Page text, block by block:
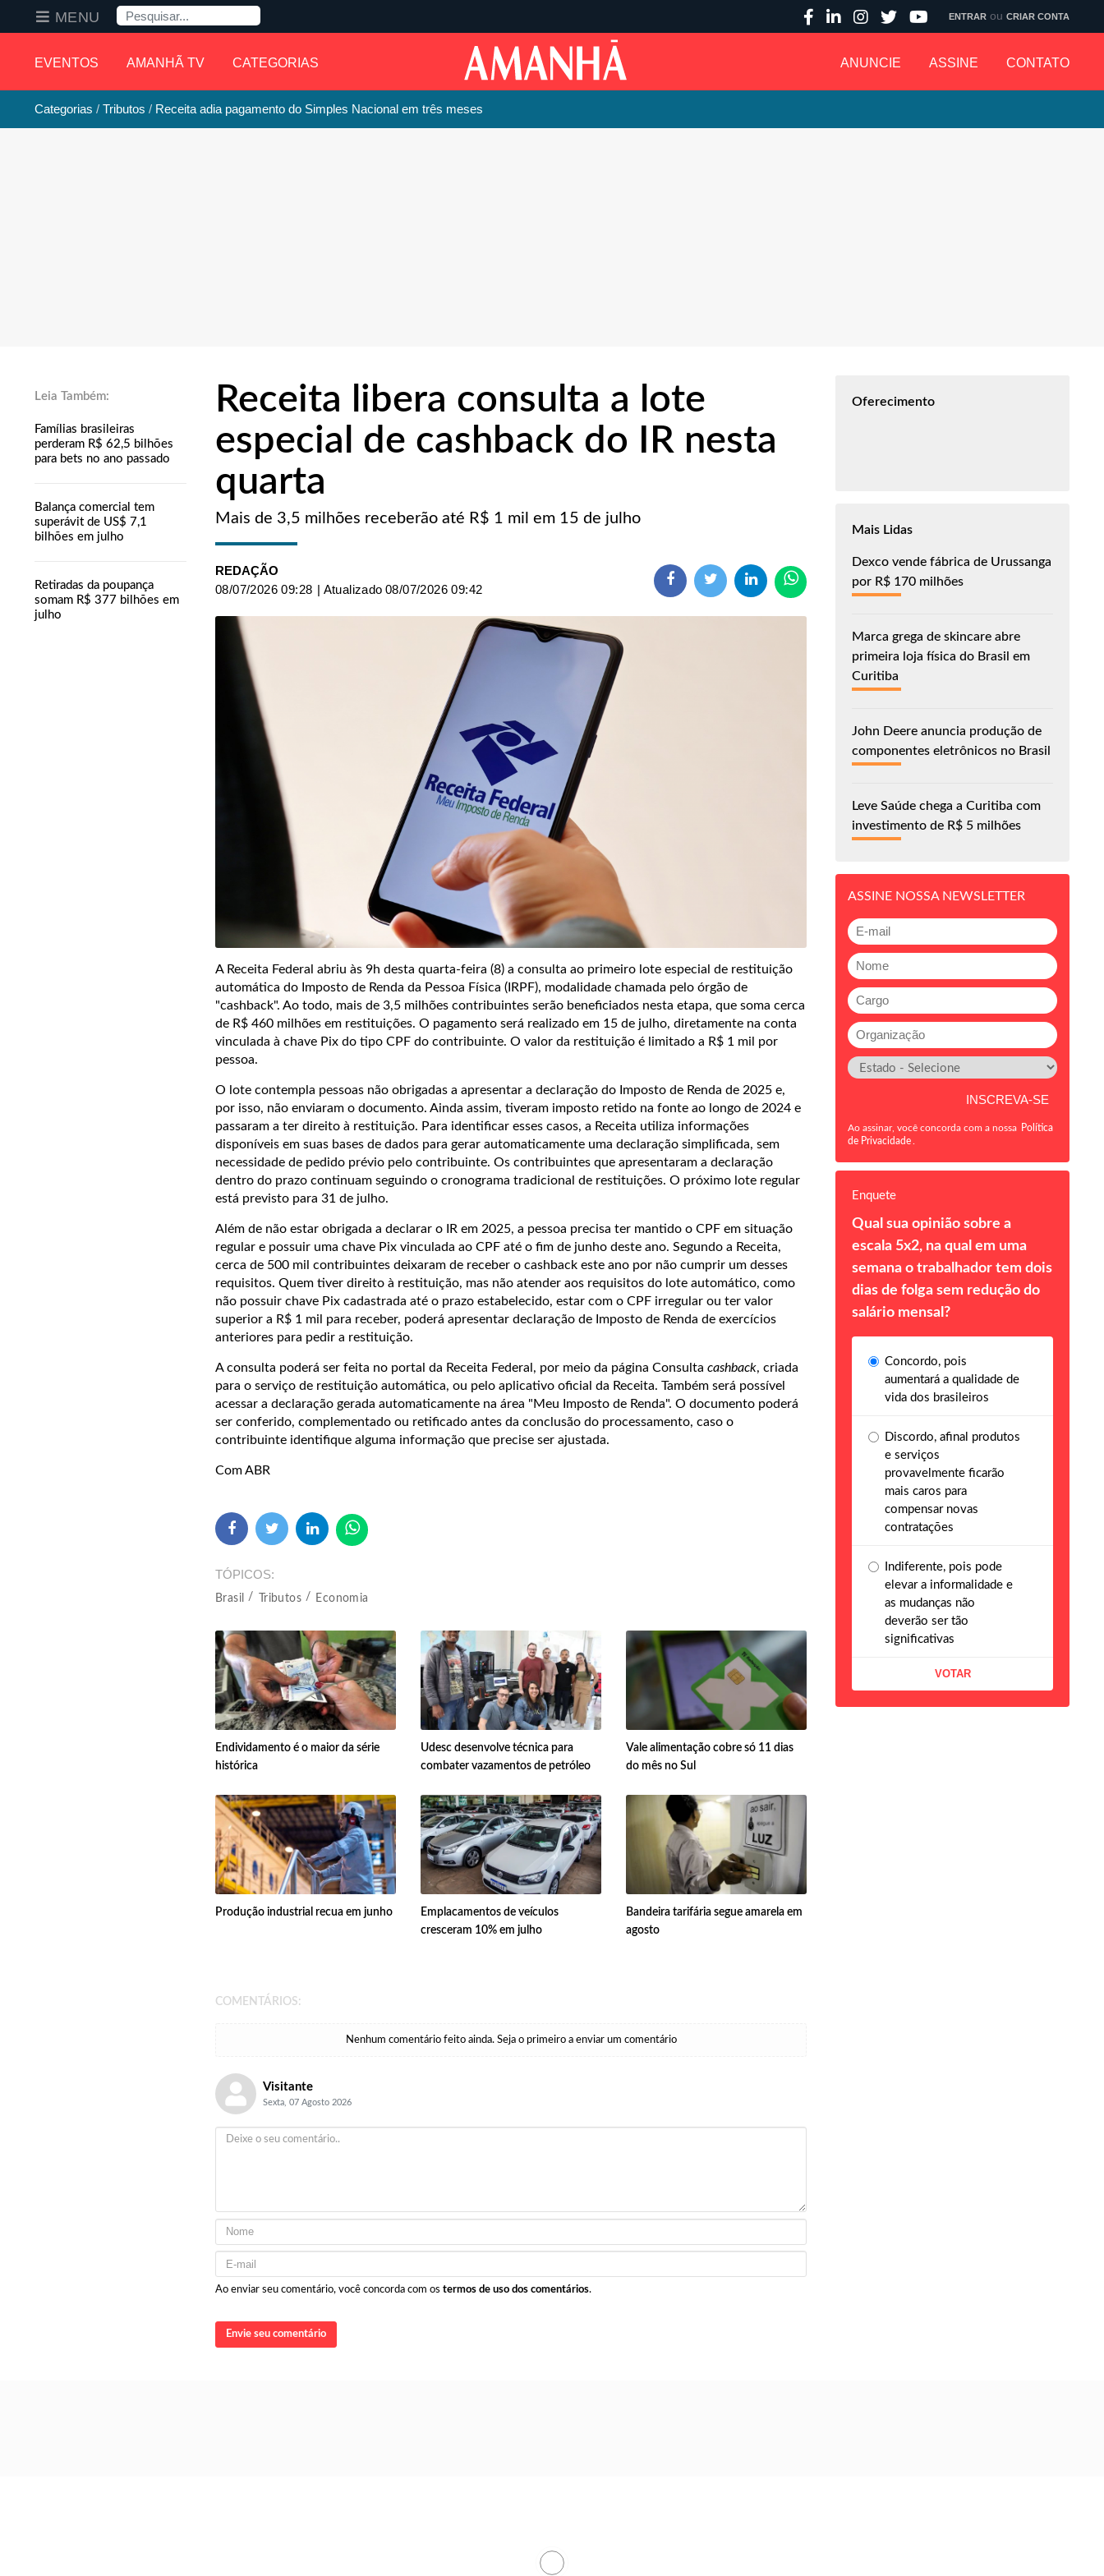
EVENTOS AMANHÃ TV CATEGORIAS ANUNCIE ASSINE CONTATO
MENU Pesquisa ENTRAR ou CRIAR CONTA
Categorias Tributos Receita adia pagamento do Simples Nacional em três meses
Famílias brasileiras
perderam R$ 62,5 bilhões
para bets no ano passado
Balança comercial tem
superávit de US$ 7,1
bilhões em julho
Retiradas da poupança
somam R$ 377 bilhões em
julho
Receita libera consulta a lote
especial de cashback do IR nesta
quarta
Mais de 3,5 milhões receberão até R$ 1 mil em 15 de julho
REDAÇÃO
08/07/2026 09:28 | Atualizado 08/07/2026 09:42
A Receita Federal abriu às 9h desta quarta-feira (8) a consulta ao primeiro lote especial de restituição
automática do Imposto de Renda da Pessoa Física (IRPF), modalidade chamada pelo órgão de
"cashback". Ao todo, mais de 3,5 milhões contribuintes serão beneficiados nesta etapa, que soma cerca
de R$ 460 milhões em restituições. O pagamento será realizado em 15 de julho, diretamente na conta
vinculada à chave Pix do tipo CPF do contribuinte. O valor da restituição é limitado a R$ 1 mil por
pessoa.
O lote contempla pessoas não obrigadas a apresentar a declaração do Imposto de Renda de 2025 e,
por isso, não enviaram o documento. Ainda assim, tiveram imposto retido na fonte ao longo de 2024 e
passaram a ter direito à restituição. Para identificar esses casos, a Receita utiliza informações
disponíveis em suas bases de dados para gerar automaticamente uma declaração simplificada, sem
necessidade de pedido prévio pelo contribuinte. Os contribuintes que apresentaram a declaração
dentro do prazo continuam seguindo o cronograma tradicional de restituições. O próximo lote regular
está previsto para 31 de julho.
Além de não estar obrigada a declarar o IR em 2025, a pessoa precisa ter mantido o CPF em situação
regular e possuir uma chave Pix vinculada ao CPF até o fim de junho deste ano. Segundo a Receita,
cerca de 500 mil contribuintes deixaram de receber o cashback este ano por não cumprir um desses
requisitos. Quem tiver direito à restituição, mas não atender aos requisitos do lote automático, como
não possuir chave Pix cadastrada até o prazo estabelecido, estar com o CPF irregular ou ter valor
superior a R$ 1 mil para receber, poderá apresentar declaração de Imposto de Renda de exercícios
anteriores para pedir a restituição.
A consulta poderá ser feita no portal da Receita Federal, por meio da página Consulta cashback, criada
para o serviço de restituição automática, ou pelo aplicativo oficial da Receita. Também será possível
acessar a declaração gerada automaticamente na área "Meu Imposto de Renda". O documento poderá
ser conferido, complementado ou retificado antes da conclusão do processamento, caso o
contribuinte identifique alguma informação que precise ser ajustada.
Com ABR
TÓPICOS
Brasil Tributos Economia
Endividamento é o maior da série
histórica
Udesc desenvolve técnica para
combater vazamentos de petróleo
Vale alimentação cobre só 11 dias
do mês no Sul
Produção industrial recua em junho
Emplacamentos de veículos
cresceram 10% em julho
Bandeira tarifária segue amarela em
agosto
COMENTÁRIOS:
Nenhum comentário feito ainda. Seja o primeiro a enviar um comentário
Visitante
Sexta, 07 Agosto 2026
Ao enviar seu comentário, você concorda com os termos de uso dos comentários.
Envie seu comentário
Oferecimento
Mais Lidas
Dexco vende fábrica de Urussanga
por R$ 170 milhões
Marca grega de skincare abre
primeira loja física do Brasil em
Curitiba
John Deere anuncia produção de
componentes eletrônicos no Brasil
Leve Saúde chega a Curitiba com
investimento de R$ 5 milhões
ASSINE NOSSA NEWSLETTER
Ao assinar, você concorda com a nossa Política
de Privacidade
Enquete
Qual sua opinião sobre a
escala 5x2, na qual em uma
semana o trabalhador tem dois
dias de folga sem redução do
salário mensal?
Concordo, pois
aumentará a qualidade de
vida dos brasileiros
Discordo, afinal produtos
e serviços
provavelmente ficarão
mais caros para
compensar novas
contratações
Indiferente, pois pode
elevar a informalidade e
as mudanças não
deverão ser tão
significativas